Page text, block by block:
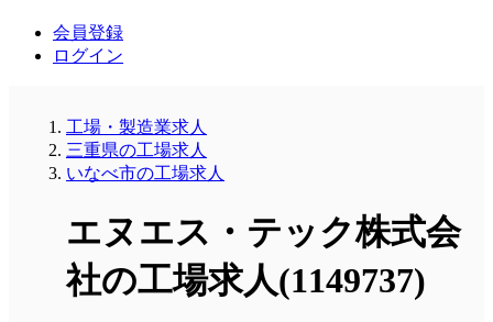
会員登録
ログイン
工場・製造業求人
三重県の工場求人
いなべ市の工場求人
エヌエス・テック株式会
社の工場求人(1149737)